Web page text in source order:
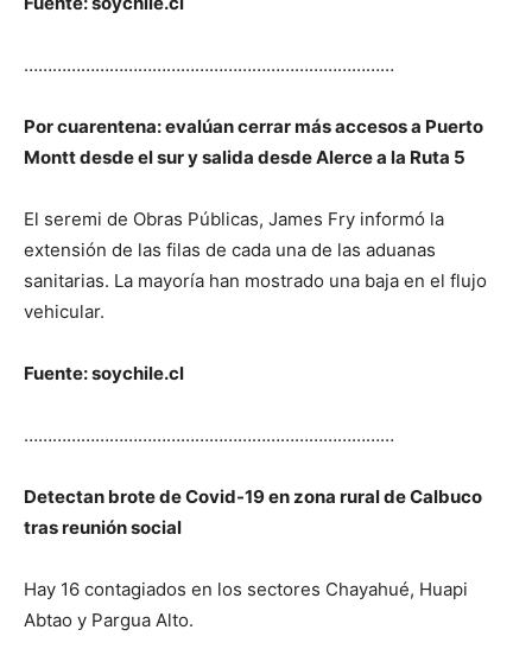
……………………………………………………………………
Por cuarentena: evalúan cerrar más accesos a Puerto
Montt desde el sur y salida desde Alerce a la Ruta 5
El seremi de Obras Públicas, James Fry informó la
extensión de las filas de cada una de las aduanas
sanitarias. La mayoría han mostrado una baja en el flujo
vehicular.
Fuente: soychile.cl
……………………………………………………………………
Detectan brote de Covid-19 en zona rural de Calbuco
tras reunión social
Hay 16 contagiados en los sectores Chayahué, Huapi
Abtao y Pargua Alto.